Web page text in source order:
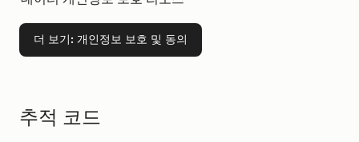
더 보기: 개인정보 보호 및 동의
추적 코드